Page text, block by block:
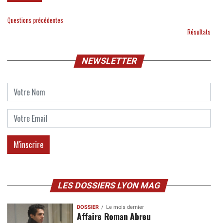
Questions précédentes
Résultats
NEWSLETTER
LES DOSSIERS LYON MAG
DOSSIER Le mois dernier
Affaire Roman Abreu